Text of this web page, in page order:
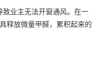
业主无法开窗通风。在一
释放微量甲醛，累积起来的